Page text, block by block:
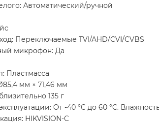
Автоматический/ручной
Переключаемые TVI/AHD/CVI/CVBS
микрофон: Да
Пластмасса
мм × 71,46 мм
135 г
От -40 °C до 60 °C.
HIKVISION-C